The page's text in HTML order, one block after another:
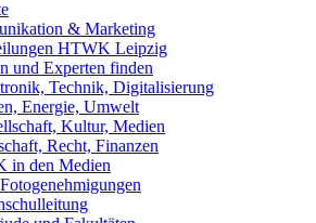
& Marketing
HTWK Leipzig
und Experten finden
Technik, Digitalisierung
Energie, Umwelt
Kultur, Medien
Recht, Finanzen
in den Medien